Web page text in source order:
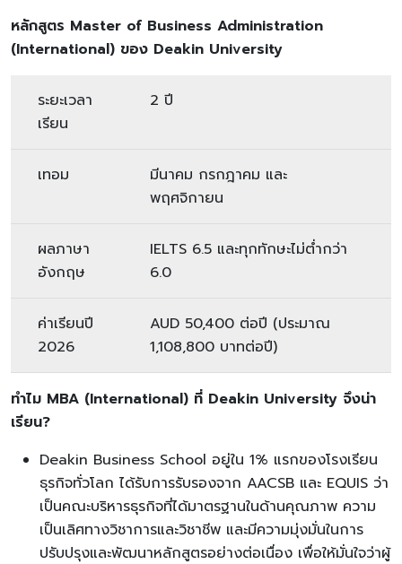
หลักสูตร Master of Business Administration
(International) ของ Deakin University
ระยะเวลา
เรียน
2 ปี
เทอม
มีนาคม กรกฎาคม และ
พฤศจิกายน
ผลภาษา
อังกฤษ
IELTS 6.5 และทุกทักษะไม่ต่ำกว่า
6.0
ค่าเรียนปี
2026
AUD 50,400 ต่อปี (ประมาณ
1,108,800 บาทต่อปี)
ทำไม MBA (International) ที่ Deakin University จึงน่า
เรียน?
Deakin Business School อยู่ใน 1% แรกของโรงเรียน
ธุรกิจทั่วโลก ได้รับการรับรองจาก AACSB และ EQUIS ว่า
เป็นคณะบริหารธุรกิจที่ได้มาตรฐานในด้านคุณภาพ ความ
เป็นเลิศทางวิชาการและวิชาชีพ และมีความมุ่งมั่นในการ
ปรับปรุงและพัฒนาหลักสูตรอย่างต่อเนื่อง เพื่อให้มั่นใจว่าผู้